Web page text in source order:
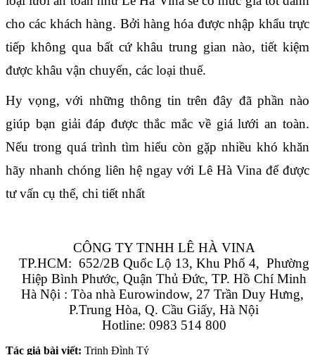
cho các khách hàng. Bởi hàng hóa được nhập khẩu trực
tiếp không qua bất cứ khâu trung gian nào, tiết kiệm
được khâu vận chuyển, các loại thuế.
Hy vọng, với những thông tin trên đây đã phần nào
giúp bạn giải đáp được thắc mắc về giá lưới an toàn.
Nếu trong quá trình tìm hiểu còn gặp nhiều khó khăn
hãy nhanh chóng liên hệ ngay với Lê Hà Vina để được
tư vấn cụ thể, chi tiết nhất
CÔNG TY TNHH LÊ HÀ VINA
TP.HCM:  652/2B Quốc Lộ 13, Khu Phố 4,  Phường
Hiệp Bình Phước, Quận Thủ Đức, TP. Hồ Chí Minh
Hà Nội : Tòa nhà Eurowindow, 27 Trần Duy Hưng,
P.Trung Hòa, Q. Cầu Giấy, Hà Nội
Hotline: 0983 514 800
Tác giả bài viết: Trịnh Đình Tý